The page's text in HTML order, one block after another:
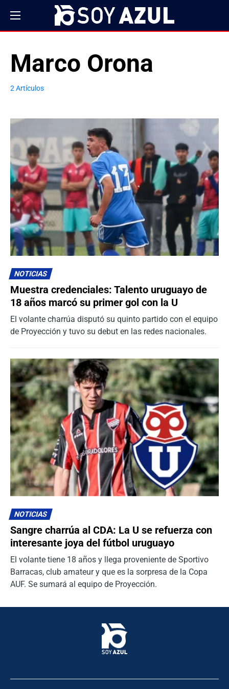
Marco Orona
2 Artículos
NOTICIAS
Muestra credenciales: Talento uruguayo de
18 años marcó su primer gol con la U
El volante charrúa disputó su quinto partido con el equipo
de Proyección y tuvo su debut en las redes nacionales.
NOTICIAS
Sangre charrúa al CDA: La U se refuerza con
interesante joya del fútbol uruguayo
El volante tiene 18 años y llega proveniente de Sportivo
Barracas, club amateur y que es la sorpresa de la Copa
AUF. Se sumará al equipo de Proyección.